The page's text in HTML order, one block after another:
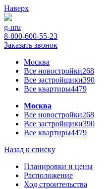
Наверх
g-nru
8-800-600-55-23
Заказать звонок
Москва
Все новостройки268
Все застройщики390
Все квартиры4479
Москва
Все новостройки268
Все застройщики390
Все квартиры4479
Назад к списку
Планировки и цены
Расположение
Ход строительства